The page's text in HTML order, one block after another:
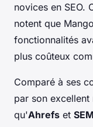
novices en SEO.
notent que
fonctionnalités
plus coûteux
Comparé à ses
par son
qu'Ahrefs et